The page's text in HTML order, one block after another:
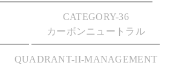
CATEGORY-36
カーボンニュートラル
QUADRANT-II-MANAGEMENT